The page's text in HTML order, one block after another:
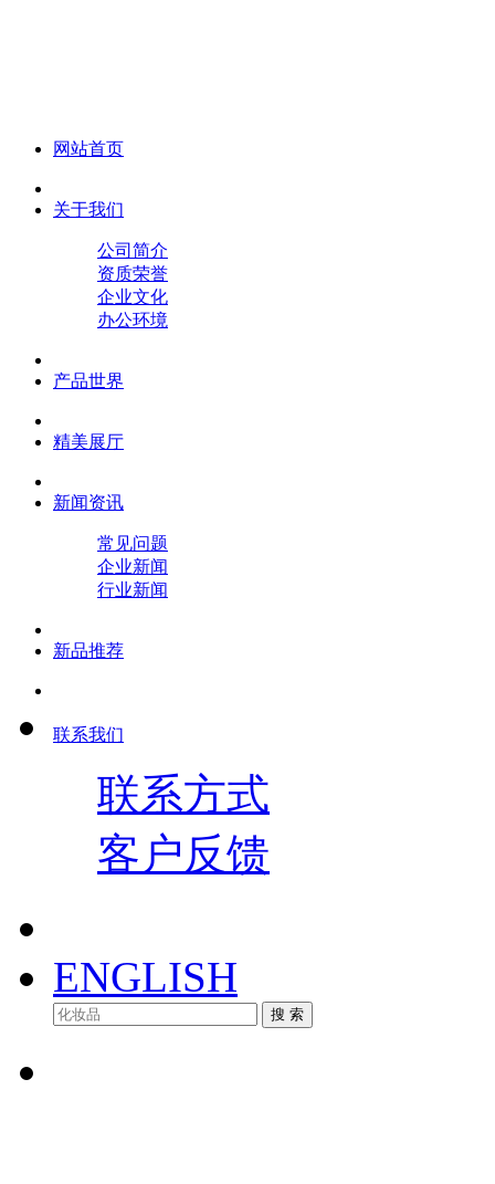
网站首页
关于我们
公司简介
资质荣誉
企业文化
办公环境
产品世界
精美展厅
新闻资讯
常见问题
企业新闻
行业新闻
新品推荐
联系我们
联系方式
客户反馈
ENGLISH